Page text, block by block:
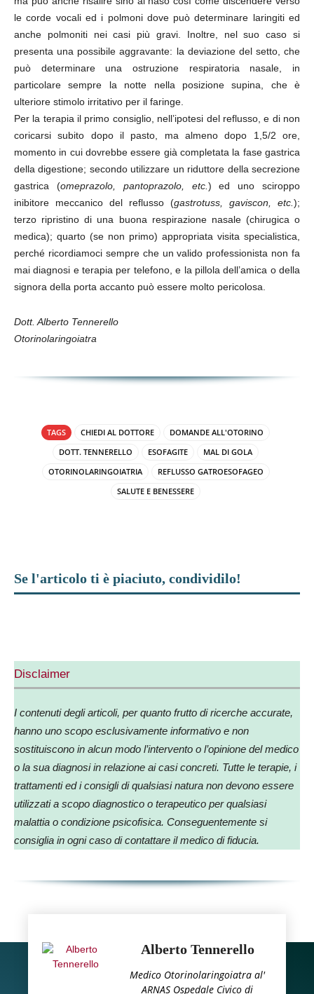
le corde vocali ed i polmoni dove può determinare laringiti ed
anche polmoniti nei casi più gravi. Inoltre, nel suo caso si
presenta una possibile aggravante: la deviazione del setto, che
può determinare una ostruzione respiratoria nasale, in
particolare sempre la notte nella posizione supina, che è
ulteriore stimolo irritativo per il faringe.
Per la terapia il primo consiglio, nell’ipotesi del reflusso, e di non
coricarsi subito dopo il pasto, ma almeno dopo 1,5/2 ore,
momento in cui dovrebbe essere già completata la fase gastrica
della digestione; secondo utilizzare un riduttore della secrezione
gastrica (omeprazolo, pantoprazolo, etc. ) ed uno sciroppo
inibitore meccanico del reflusso (gastrotuss, gaviscon, etc. );
terzo ripristino di una buona respirazione nasale (chirugica o
medica); quarto (se non primo) appropriata visita specialistica,
perché ricordiamoci sempre che un valido professionista non fa
mai diagnosi e terapia per telefono, e la pillola dell’amica o della
signora della porta accanto può essere molto pericolosa.
Dott. Alberto Tennerello
Otorinolaringoiatra
TAGS CHIEDI AL DOTTORE
DOMANDE ALL'OTORINO
DOTT. TENNERELLO
ESOFAGITE
MAL DI GOLA
OTORINOLARINGOIATRIA
REFLUSSO GATROESOFAGEO
SALUTE E BENESSERE
Se l'articolo ti è piaciuto, condividilo!
Disclaimer
I contenuti degli articoli, per quanto frutto di ricerche accurate,
hanno uno scopo esclusivamente informativo e non
sostituiscono in alcun modo l’intervento o l’opinione del medico
o la sua diagnosi in relazione ai casi concreti. Tutte le terapie, i
trattamenti ed i consigli di qualsiasi natura non devono essere
utilizzati a scopo diagnostico o terapeutico per qualsiasi
malattia o condizione psicofisica. Conseguentemente si
consiglia in ogni caso di contattare il medico di fiducia.
Alberto Tennerello
Medico Otorinolaringoiatra al'
ARNAS Ospedale Civico di